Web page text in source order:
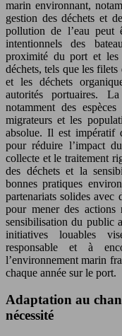
marin environnant,
gestion des déchets et
pollution de l’eau peut
intentionnels des
proximité du port et les
déchets, tels que les filets
et les déchets
autorités portuaires.
notamment des
migrateurs et les
absolue. Il est impératif
pour réduire l’impact
collecte et le traitement
des déchets et la
bonnes pratiques
partenariats solides avec
pour mener des actions
sensibilisation du public
initiatives louables
responsable et à
l’environnement marin
chaque année sur le port.
Adaptation au
nécessité